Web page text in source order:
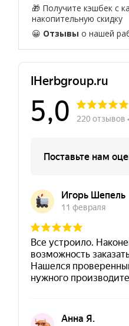
🎁 Получите кэшбек с
накопительную скидку
😀 Отзывы о нашей